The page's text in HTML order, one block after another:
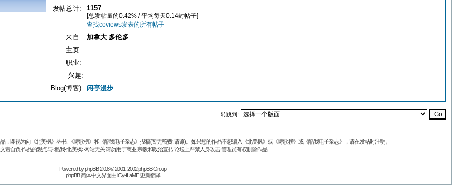
发帖总计:
1157
[总发帖量的0.42% / 平均每天0.14封帖子]
查找coviews发表的所有帖子
来自:
加拿大 多伦多
主页:
职业:
兴趣:
Blog(博客): 闲亭漫步
转跳到:
即视为向《北美枫》丛书, 《诗歌榜》和《酷我电子杂志》投稿(暂无稿费, 请谅)。如果您的作品不想编入《北美枫》或《诗歌榜》或《酷我电子杂志》，请在发帖时注明。
责自负.作品的观点与<酷我-北美枫>网站无关.请勿用于商业,宗教和政治宣传.论坛上严禁人身攻击.管理员有权删除作品.
Powered byphpBB2.0.8 © 2001, 2002 phpBB Group
phpBB 简体中文界面由 iCy-fLaME 更新翻译